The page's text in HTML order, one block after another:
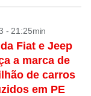
- 21:25min
Fiat e Jeep
a marca de
de carros
em PE